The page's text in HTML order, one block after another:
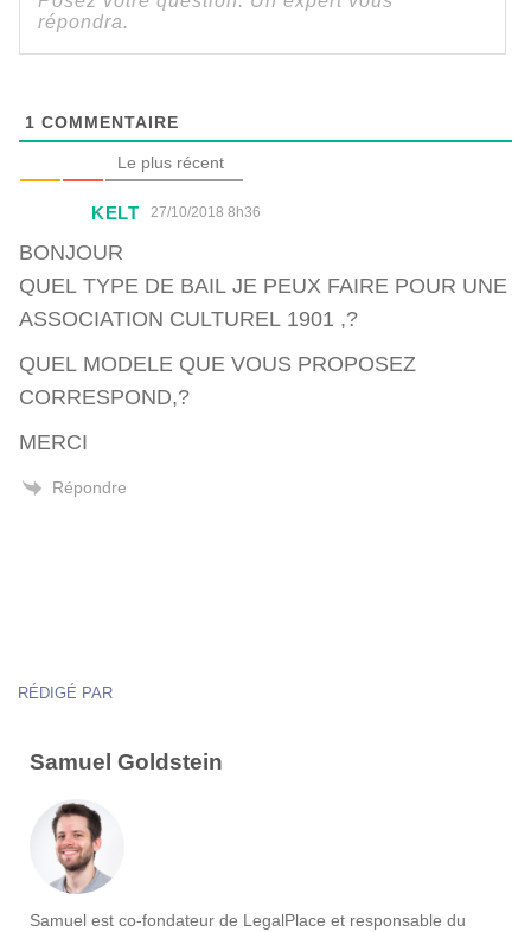
1 COMMENTAIRE
Le plus récent
KELT 27/10/2018 8h36
BONJOUR
QUEL TYPE DE BAIL JE PEUX FAIRE POUR UNE
ASSOCIATION CULTUREL 1901 ,?
QUEL MODELE QUE VOUS PROPOSEZ
CORRESPOND,?
MERCI
Répondre
RÉDIGÉ PAR
Samuel Goldstein
Samuel est co-fondateur de LegalPlace et responsable du